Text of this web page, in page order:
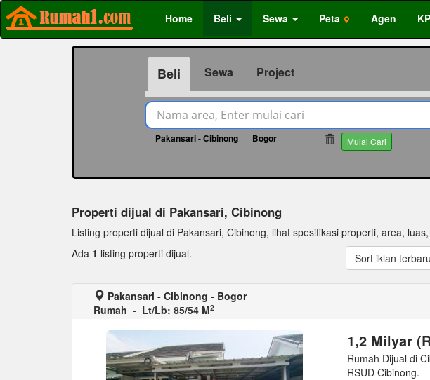
Home Beli Sewa Peta Agen
Beli Sewa Project
Pakansari - Cibinong Bogor Mulai Cari
Properti dijual di Pakansari, Cibinong
Listing properti dijual di Pakansari, Cibinong, lihat spesifikasi properti, area,
Ada 1 listing properti dijual. Sort iklan terbaru
Pakansari - Cibinong - Bogor
Rumah - Lt/Lb: 85/54 M2
1,2 Milyar
Rumah Dijual di
RSUD Cibinong.